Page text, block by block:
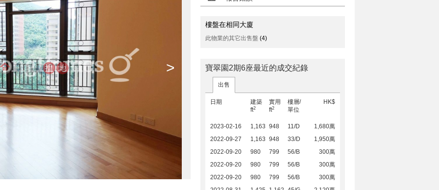
>
樓盤在相同大廈
此物業的其它出售盤 (4)
寶翠園2期6座最近的成交紀錄
出售
日期
建築
ft2
實用
ft2
樓層/
單位
HK$
2023-02-16 1,163 948 11/D
1,680萬
2022-09-27
1,163 948 33/D
1,950萬
2022-09-20
980 799 56/B
300萬
2022-09-20
980 799 56/B
300萬
2022-09-20
980 799 56/B
300萬